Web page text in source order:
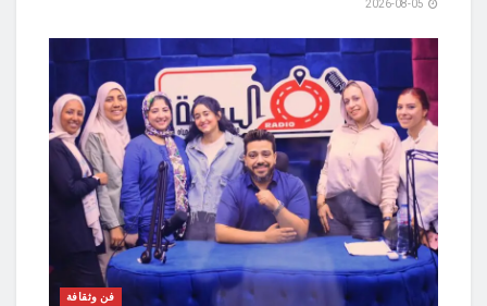
فن وثقافة